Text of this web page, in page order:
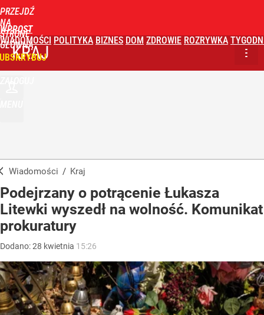
PRZEJDŹ
NA
STRONĘ
GŁÓWNĄ
WPROST
WIADOMOŚCI POLITYKA BIZNES DOM ZDROWIE ROZRYWKA
KRAJ
Wiadomości / Kraj
Podejrzany o potrącenie Łukasza
Litewki wyszedł na wolność. Komunikat
prokuratury
Dodano:28 kwietnia 15:26